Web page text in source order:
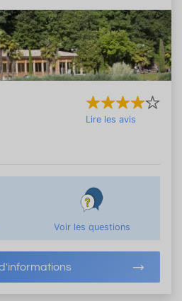
Lire les avis
Voir les questions